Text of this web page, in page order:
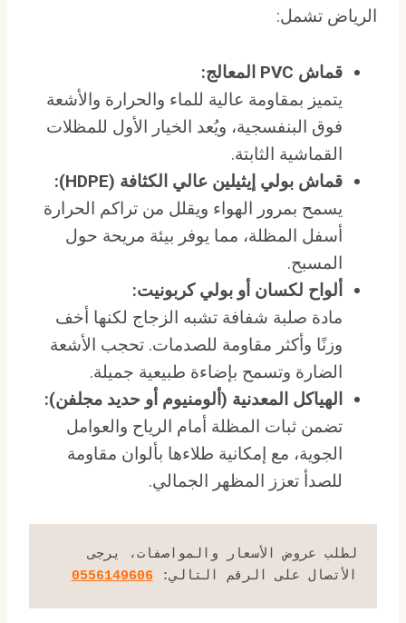
الرياض تشمل:
قماش PVC المعالج:
يتميز بمقاومة عالية للماء والحرارة والأشعة
فوق البنفسجية، ويُعد الخيار الأول للمظلات
القماشية الثابتة.
قماش بولي إيثيلين عالي الكثافة (HDPE):
يسمح بمرور الهواء ويقلل من تراكم الحرارة
أسفل المظلة، مما يوفر بيئة مريحة حول
المسبح.
ألواح لكسان أو بولي كربونيت:
مادة صلبة شفافة تشبه الزجاج لكنها أخف
وزنًا وأكثر مقاومة للصدمات. تحجب الأشعة
الضارة وتسمح بإضاءة طبيعية جميلة.
الهياكل المعدنية (ألومنيوم أو حديد مجلفن):
تضمن ثبات المظلة أمام الرياح والعوامل
الجوية، مع إمكانية طلاءها بألوان مقاومة
للصدأ تعزز المظهر الجمالي.
لطلب عروض الأسعار والمواصفات، يرجى
الأتصال على الرقم التالي: 0556149606